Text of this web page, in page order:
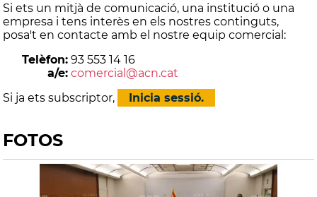
Si ets un mitjà de comunicació, una institució o una
empresa i tens interès en els nostres continguts,
posa't en contacte amb el nostre equip comercial:
Telèfon: 93 553 14 16
a/e: comercial@acn.cat
Si ja ets subscriptor,
Inicia sessió.
FOTOS